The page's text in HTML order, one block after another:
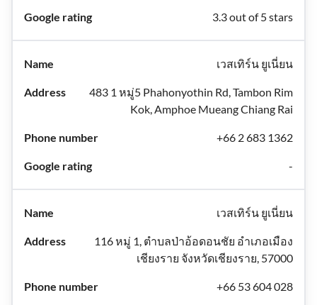
3.3 out of 5 stars
เวสเทิร์น ยูเนี่ยน
483 1 หมู่5 Phahonyothin Rd, Tambon Rim
Kok, Amphoe Mueang Chiang Rai
+66 2 683 1362
-
เวสเทิร์น ยูเนี่ยน
116 หมู่ 1, ตำบลป่าอ้อดอนชัย อำเภอเมือง
เชียงราย จังหวัดเชียงราย, 57000
+66 53 604 028